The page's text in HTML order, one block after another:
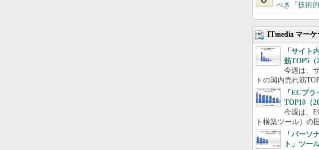
べき「技術
ITmedia マー
「サイト
筋TOP5（
今週は、
トの国内売れ筋
「ECプ
TOP10（
今週は、
ト構築ツール）の
「パーソ
ト」ツー